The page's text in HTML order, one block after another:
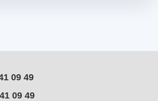
09 49
09 49